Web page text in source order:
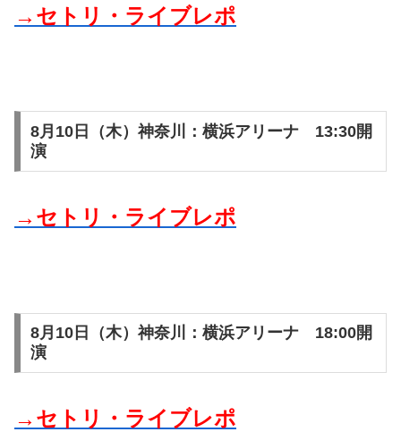
→セトリ・ライブレポ
8月10日（木）神奈川：横浜アリーナ 13:30開
演
→セトリ・ライブレポ
8月10日（木）神奈川：横浜アリーナ 18:00開
演
→セトリ・ライブレポ